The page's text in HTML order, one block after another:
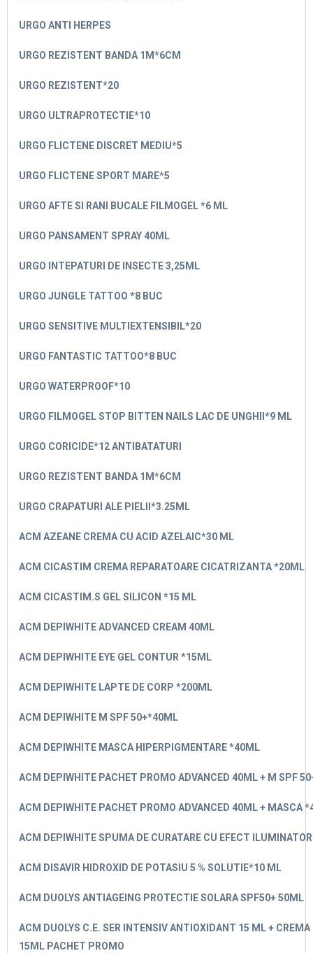
URGO ANTI HERPES
URGO REZISTENT BANDA 1M*6CM
URGO REZISTENT*20
URGO ULTRAPROTECTIE*10
URGO FLICTENE DISCRET MEDIU*5
URGO FLICTENE SPORT MARE*5
URGO AFTE SI RANI BUCALE FILMOGEL *6 ML
URGO PANSAMENT SPRAY 40ML
URGO INTEPATURI DE INSECTE 3,25ML
URGO JUNGLE TATTOO *8 BUC
URGO SENSITIVE MULTIEXTENSIBIL*20
URGO FANTASTIC TATTOO*8 BUC
URGO WATERPROOF*10
URGO FILMOGEL STOP BITTEN NAILS LAC DE UNGHII*9 ML
URGO CORICIDE*12 ANTIBATATURI
URGO REZISTENT BANDA 1M*6CM
URGO CRAPATURI ALE PIELII*3.25ML
ACM AZEANE CREMA CU ACID AZELAIC*30 ML
ACM CICASTIM CREMA REPARATOARE CICATRIZANTA *20ML
ACM CICASTIM.S GEL SILICON *15 ML
ACM DEPIWHITE ADVANCED CREAM 40ML
ACM DEPIWHITE EYE GEL CONTUR *15ML
ACM DEPIWHITE LAPTE DE CORP *200ML
ACM DEPIWHITE M SPF 50+*40ML
ACM DEPIWHITE MASCA HIPERPIGMENTARE *40ML
ACM DEPIWHITE PACHET PROMO ADVANCED 40ML + M SPF
ACM DEPIWHITE PACHET PROMO ADVANCED 40ML + MASCA
ACM DEPIWHITE SPUMA DE CURATARE CU EFECT
ACM DISAVIR HIDROXID DE POTASIU 5 % SOLUTIE*10 ML
ACM DUOLYS ANTIAGEING PROTECTIE SOLARA SPF50+ 50ML
ACM DUOLYS C.E. SER INTENSIV ANTIOXIDANT 15 ML +
15ML PACHET PROMO